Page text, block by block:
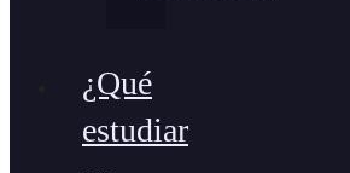
¿Qué
estudiar